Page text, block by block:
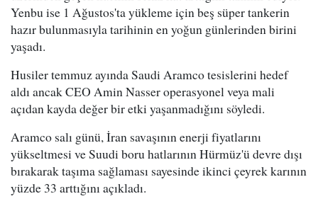
Yenbu ise 1 Ağustos'ta yükleme için beş süper tankerin
hazır bulunmasıyla tarihinin en yoğun günlerinden birini
yaşadı.
Husiler temmuz ayında Saudi Aramco tesislerini hedef
aldı ancak CEO Amin Nasser operasyonel veya mali
açıdan kayda değer bir etki yaşanmadığını söyledi.
Aramco salı günü, İran savaşının enerji fiyatlarını
yükseltmesi ve Suudi boru hatlarının Hürmüz'ü devre dışı
bırakarak taşıma sağlaması sayesinde ikinci çeyrek karının
yüzde 33 arttığını açıkladı.